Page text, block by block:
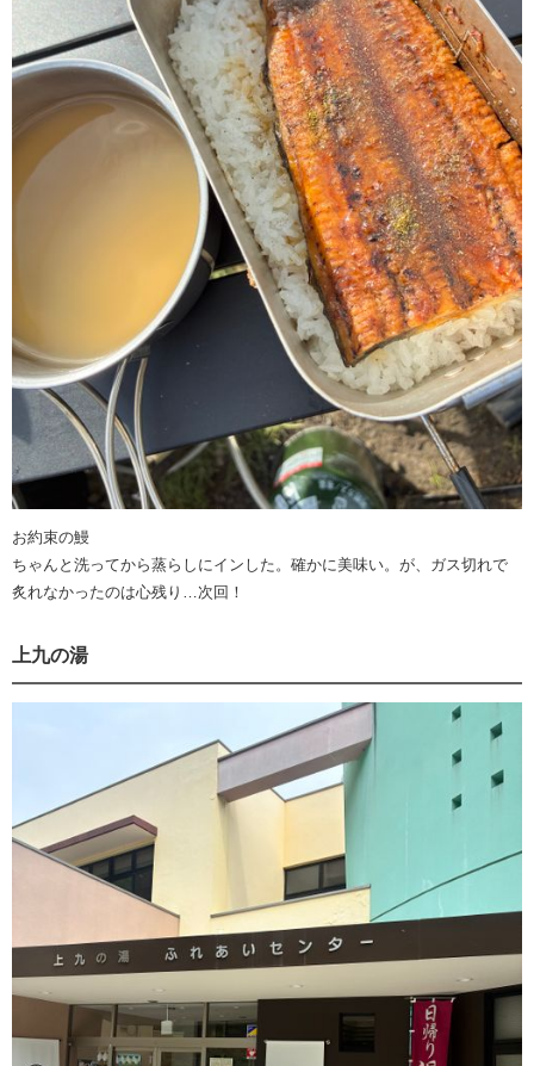
お約束の鰻
ちゃんと洗ってから蒸らしにインした。確かに美味い。が、ガス切れで
炙れなかったのは心残り…次回！
上九の湯